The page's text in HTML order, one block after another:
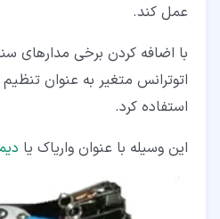
عمل کند.
با اضافه کردن برخی مدارهای
اتوترانس متغیر به عنوان تنظیم
استفاده کرد.
این وسیله با عنوان واریاک یا